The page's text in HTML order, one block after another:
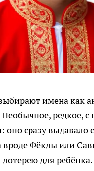
имена как
редкое,
оно сразу выдавало
Фёклы или
для ребёнка.